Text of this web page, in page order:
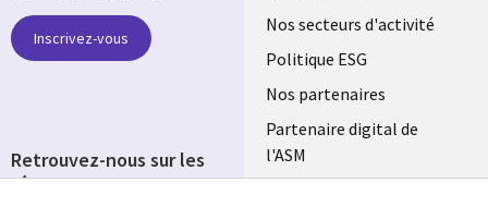
links
FRANCE
Nos secteurs d'activité
Politique ESG
Nos partenaires
Partenaire digital de
l'ASM
Inscrivez-vous
Retrouvez-nous sur les
réseaux